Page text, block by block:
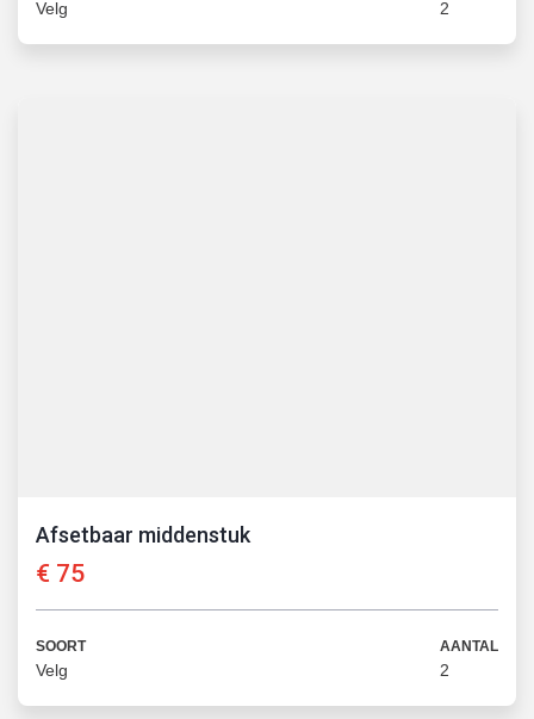
Velg 2
Afsetbaar middenstuk
€ 75
SOORT
Velg
AANTAL
2